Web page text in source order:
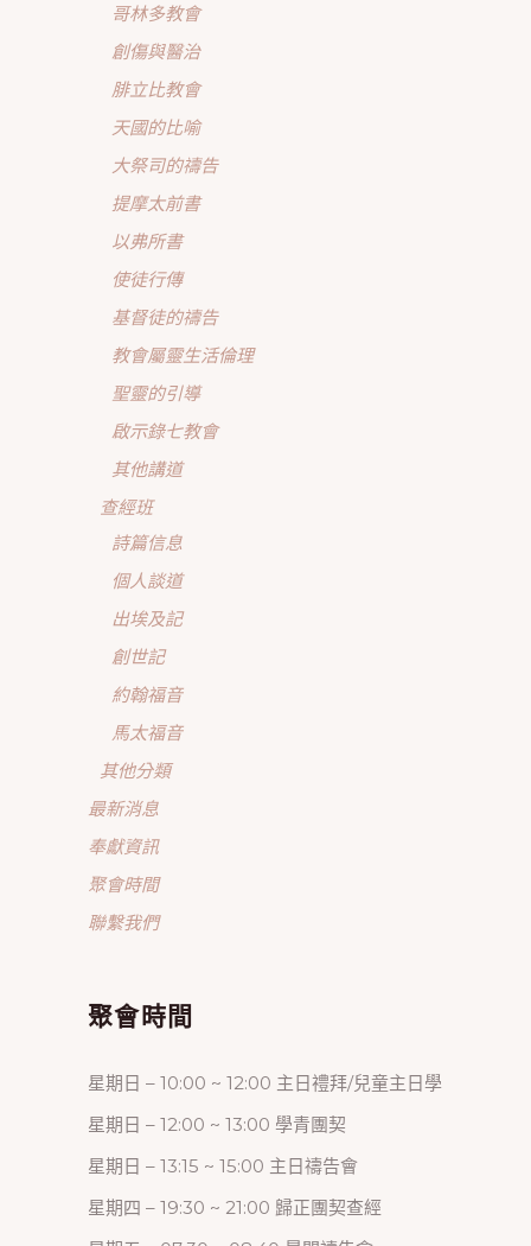
哥林多教會
創傷與醫治
腓立比教會
天國的比喻
大祭司的禱告
提摩太前書
以弗所書
使徒行傳
基督徒的禱告
教會屬靈生活倫理
聖靈的引導
啟示錄七教會
其他講道
查經班
詩篇信息
個人談道
出埃及記
創世記
約翰福音
馬太福音
其他分類
最新消息
奉獻資訊
聚會時間
聯繫我們
聚會時間
星期日 – 10:00 ~ 12:00 主日禮拜/兒童主日學
星期日 – 12:00 ~ 13:00 學青團契
星期日 – 13:15 ~ 15:00 主日禱告會
星期四 – 19:30 ~ 21:00 歸正團契查經